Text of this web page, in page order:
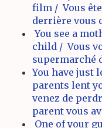
film / Vous
derrière vous
You see a
child / Vous
supermarché
You have just
parents lent
venez de
parent vous
One of your